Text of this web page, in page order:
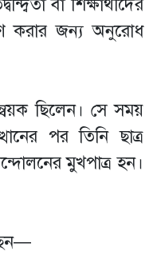
বা শিক্ষার্থীদের
করার জন্য অনুরোধ
ছিলেন। সে সময়
পর তিনি ছাত্র
মুখপাত্র হন।